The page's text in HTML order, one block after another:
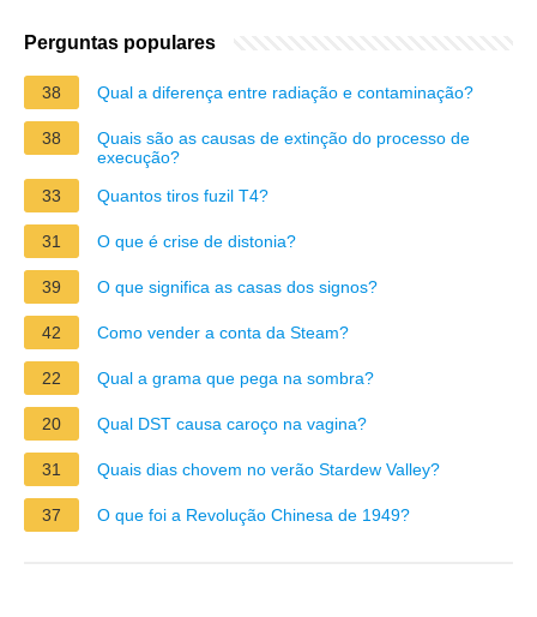
Perguntas populares
38 Qual a diferença entre radiação e contaminação?
38
Quais são as causas de extinção do processo de
execução?
33
Quantos tiros fuzil T4?
31 O que é crise de distonia?
39 O que significa as casas dos signos?
42 Como vender a conta da Steam?
22 Qual a grama que pega na sombra?
20 Qual DST causa caroço na vagina?
31 Quais dias chovem no verão Stardew Valley?
37 O que foi a Revolução Chinesa de 1949?